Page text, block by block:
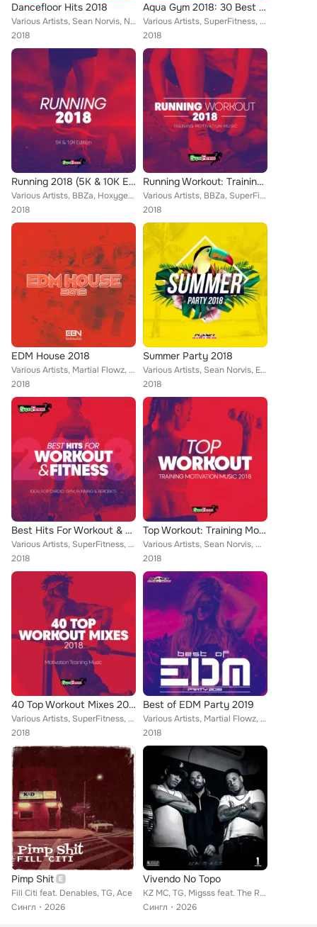
Dancefloor Hits 2018
Various Artists, Sean Norvis, Niko Peace, Patrick Metzker, Chris Lain, Chris Feelding, Fedo Mora, Mike Maiden, Essed, Michael Fa...
2018
Aqua Gym 2018: 30 Best Songs for Workout + 1 Megamix 128 bpm/32 count
Various Artists, SuperFitness, Niko Peace, Chris Lain, Stephan Vegas, Mike Maiden, Southree, Mellina, Diana Francesca, Axer, Geo...
2018
Running 2018 (5K & 10K Edition)
Various Artists, BBZa, Hoxygen, Sean Norvis, SuperFitness, Alex Milani, Patrick Metzker, Alka & Feiv, Chris Lain, Mike Maiden, H...
2018
Running Workout: Training Motivation Music 2018
Various Artists, BBZa, SuperFitness, Patrick Metzker, Southree, Deep Emotion, The Coolbreezers, Axer, Idin Gorji, Audioboy, Step...
2018
EDM House 2018
Various Artists, Martial Flowz, Niko Peace, LocoDJ, Bulljay, Patrick Metzker, Alka & Feiv, Chris Lain, Mike Maiden, Essed, Candy...
2018
Summer Party 2018
Various Artists, Sean Norvis, Eros Pandi, Luka J Master, Lester, XP & La Fuente, Patrick Metzker, Enea Marchesini, Fedo Mora, Mi...
2018
Best Hits For Workout & Fitness 2018 (Ideal For Cardio, Gym, Running & Aerobics)
Various Artists, SuperFitness, Niko Peace, Luka J Master, Alka & Feiv, Chris Lain, Fedo Mora, Latin Workout, The Coolbreezers, A...
2018
Top Workout: Training Motivation Music 2018
Various Artists, Sean Norvis, Martial Flowz, Niko Peace, LocoDJ, Tall & Small, XP & La Fuente, Chris Lain, Mike Maiden, Rene Rod...
2018
40 Top Workout Mixes 2018: Motivation Training Music
Various Artists, SuperFitness, Niko Peace, Luka J Master, Flip Capella, Alex Milani, Bulljay, Alka & Feiv, Chris Lain, Fedo Mora...
2018
Best of EDM Party 2019
Various Artists, Martial Flowz, Planet Dance Music, Kakeru, Alka & Feiv, Charlie Atom, Rene Rodrigezz, Spikaa, Distortive, Axer,...
2018
Pimp Shit
Fill Citi feat. Denables, TG, Ace
Сингл
2026
Vivendo No Topo
KZ MC, TG, Migsss feat. The Real Ones
Сингл
2026